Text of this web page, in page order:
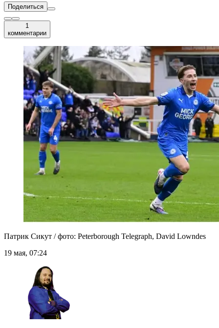
Поделиться
1
комментарии
Патрик Сикут / фото: Peterborough Telegraph, David Lowndes
19 мая, 07:24